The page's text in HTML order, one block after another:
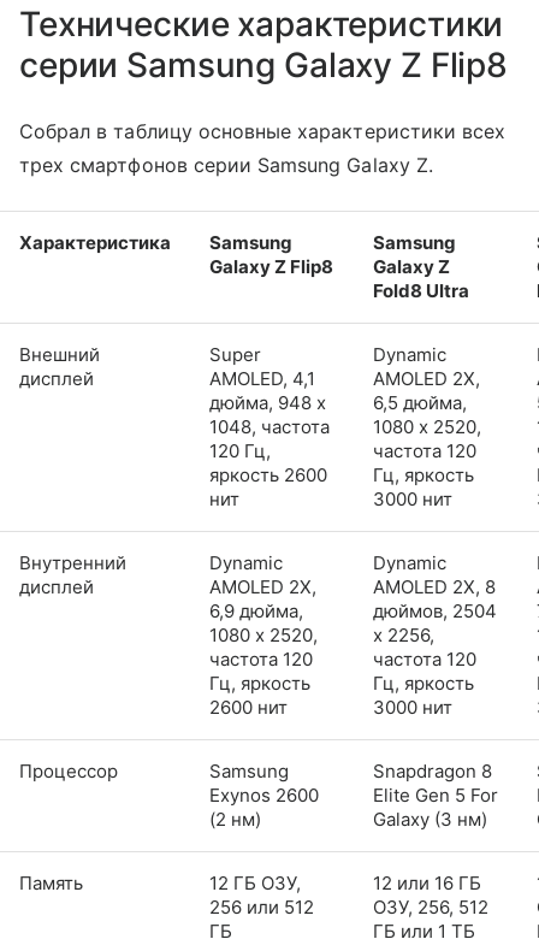
Технические характеристики
серии Samsung Galaxy Z Flip8
Собрал в таблицу основные характеристики всех
трех смартфонов серии Samsung Galaxy Z.
Характеристика
Samsung
Galaxy Z Flip8
Samsung
Galaxy Z
Fold8 Ultra
Внешний
дисплей
Super
AMOLED, 4,1
дюйма, 948 x
1048, частота
120 Гц,
яркость 2600
нит
Dynamic
AMOLED 2X,
6,5 дюйма,
1080 x 2520,
частота 120
Гц, яркость
3000 нит
Внутренний
дисплей
Dynamic
AMOLED 2X,
6,9 дюйма,
1080 x 2520,
частота 120
Гц, яркость
2600 нит
Dynamic
AMOLED 2X, 8
дюймов, 2504
x 2256,
частота 120
Гц, яркость
3000 нит
Процессор
Samsung
Exynos 2600
(2 нм)
Snapdragon 8
Elite Gen 5 For
Galaxy (3 нм)
Память
12 ГБ ОЗУ,
256 или 512
ГБ
12 или 16 ГБ
ОЗУ, 256, 512
ГБ или 1 ТБ